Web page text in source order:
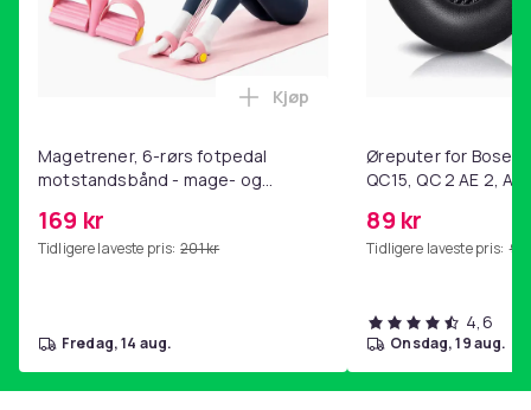
Magetrener, 6-rørs fotpedal
motstandsbånd - mage- og
hjemmegymnastikk Pink
169 kr
Tidligere laveste pris: 201 kr
Legg Magetrener, 6-rørs
Kjøp
fredag, 14 aug.
Øreputer for Bose
QC15, QC 2 AE 2, AE
89 kr
Tidligere laveste pris: 99
4,6
onsdag, 19 aug.